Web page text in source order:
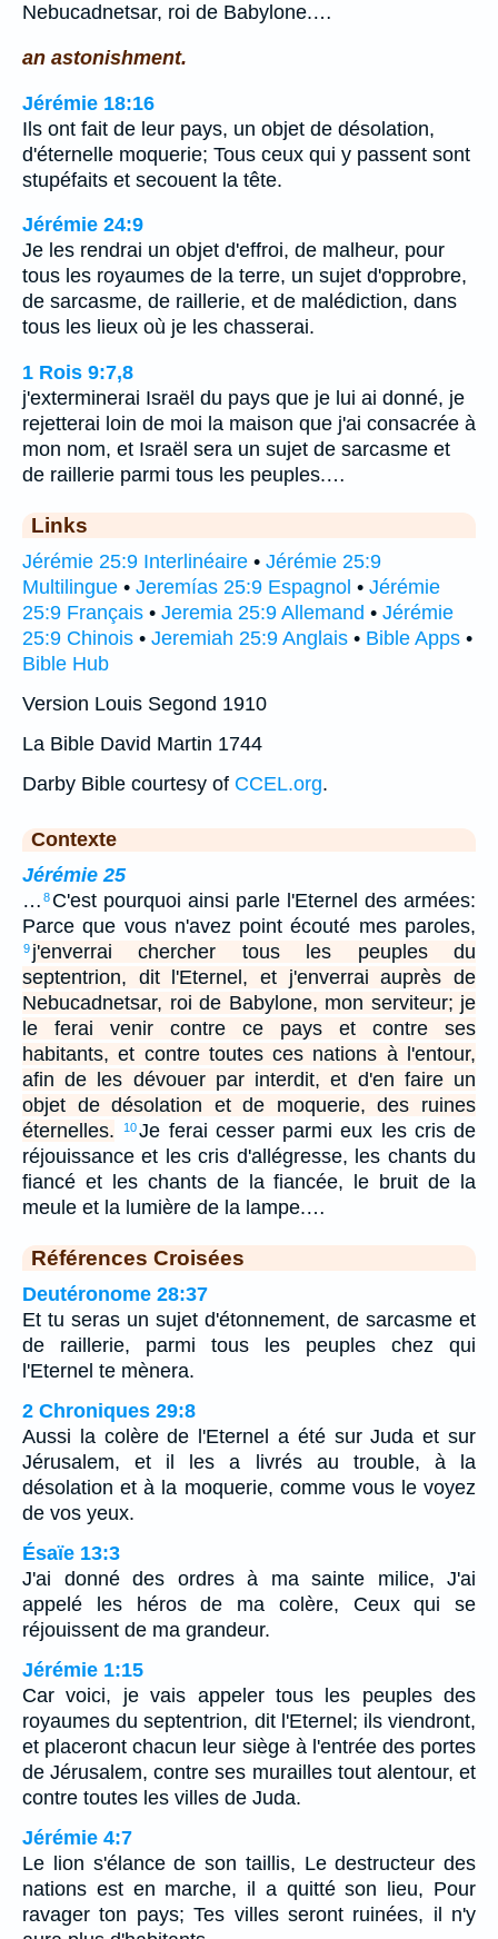
Nebucadnetsar, roi de Babylone.…
an astonishment.
Jérémie 18:16
Ils ont fait de leur pays, un objet de désolation,
d'éternelle moquerie; Tous ceux qui y passent sont
stupéfaits et secouent la tête.
Jérémie 24:9
Je les rendrai un objet d'effroi, de malheur, pour
tous les royaumes de la terre, un sujet d'opprobre,
de sarcasme, de raillerie, et de malédiction, dans
tous les lieux où je les chasserai.
1 Rois 9:7,8
j'exterminerai Israël du pays que je lui ai donné, je
rejetterai loin de moi la maison que j'ai consacrée à
mon nom, et Israël sera un sujet de sarcasme et
de raillerie parmi tous les peuples.…
Links
Jérémie 25:9 Interlinéaire • Jérémie 25:9
Multilingue • Jeremías 25:9 Espagnol • Jérémie
25:9 Français • Jeremia 25:9 Allemand • Jérémie
25:9 Chinois • Jeremiah 25:9 Anglais • Bible Apps •
Bible Hub
Version Louis Segond 1910
La Bible David Martin 1744
Darby Bible courtesy of CCEL.org.
Contexte
Jérémie 25
… 8 C'est pourquoi ainsi parle l'Eternel des armées:
Parce que vous n'avez point écouté mes paroles,
9 j'enverrai chercher tous les peuples du
septentrion, dit l'Eternel, et j'enverrai auprès de
Nebucadnetsar, roi de Babylone, mon serviteur; je
le ferai venir contre ce pays et contre ses
habitants, et contre toutes ces nations à l'entour,
afin de les dévouer par interdit, et d'en faire un
objet de désolation et de moquerie, des ruines
éternelles.
10Je ferai cesser parmi eux les cris de
réjouissance et les cris d'allégresse, les chants du
fiancé et les chants de la fiancée, le bruit de la
meule et la lumière de la lampe.…
Références Croisées
Deutéronome 28:37
Et tu seras un sujet d'étonnement, de sarcasme et
de raillerie, parmi tous les peuples chez qui
l'Eternel te mènera.
2 Chroniques 29:8
Aussi la colère de l'Eternel a été sur Juda et sur
Jérusalem, et il les a livrés au trouble, à la
désolation et à la moquerie, comme vous le voyez
de vos yeux.
Ésaïe 13:3
J'ai donné des ordres à ma sainte milice, J'ai
appelé les héros de ma colère, Ceux qui se
réjouissent de ma grandeur.
Jérémie 1:15
Car voici, je vais appeler tous les peuples des
royaumes du septentrion, dit l'Eternel; ils viendront,
et placeront chacun leur siège à l'entrée des portes
de Jérusalem, contre ses murailles tout alentour, et
contre toutes les villes de Juda.
Jérémie 4:7
Le lion s'élance de son taillis, Le destructeur des
nations est en marche, il a quitté son lieu, Pour
ravager ton pays; Tes villes seront ruinées, il n'y